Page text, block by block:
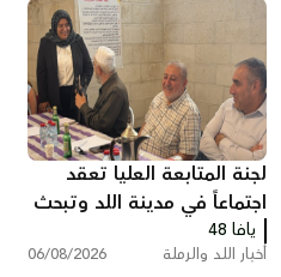
لجنة المتابعة العليا تعقد
اجتماعاً في مدينة اللد وتبحث
ملفات الجريمة والعنف
يافا 48
أخبار اللد والرملة 06/08/2026